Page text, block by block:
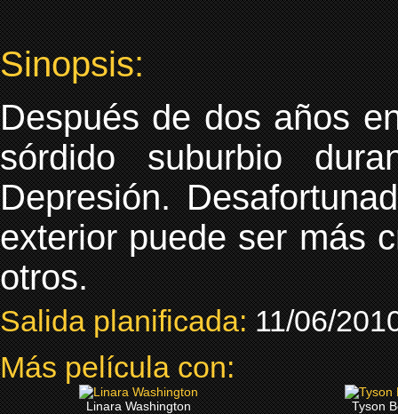
Sinopsis:
Después de dos años
sórdido suburbio
Depresión.
exterior puede ser más
otros.
Salida planificada:11/06/
Más película con:
Linara Washington Tyson